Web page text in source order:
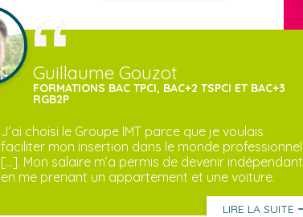
Guillaume Gouzot
FORMATIONS BAC TPCI, BAC+2 TSPCI ET BAC+3
RGB2P
J’ai choisi le Groupe IMT parce que je voulais
faciliter mon insertion dans le monde professionnel
[…]. Mon salaire m’a permis de devenir indépendant
en me prenant un appartement et une voiture.
LIRE LA SUITE